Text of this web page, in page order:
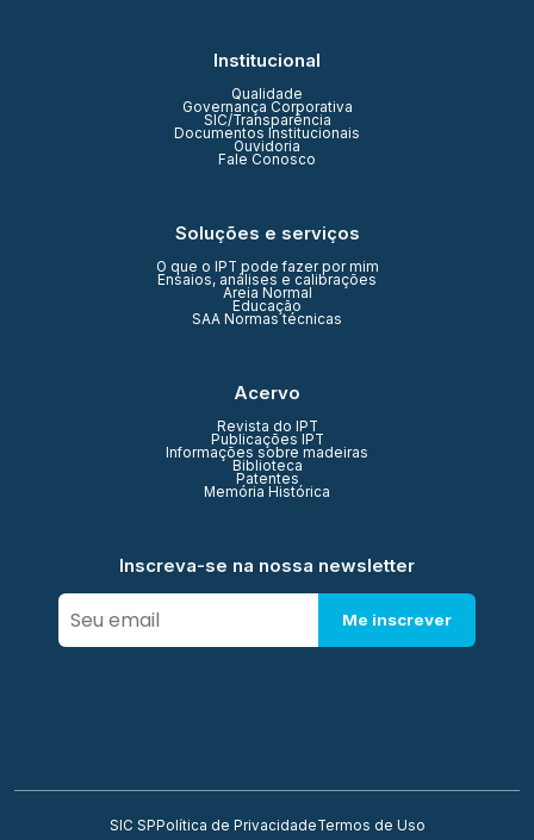
Institucional
Qualidade
Governança Corporativa
SIC/Transparência
Documentos Institucionais
Ouvidoria
Fale Conosco
Soluções e serviços
O que o IPT pode fazer por mim
Ensaios, análises e calibrações
Areia Normal
Educação
SAA Normas técnicas
Acervo
Revista do IPT
Publicações IPT
Informações sobre madeiras
Biblioteca
Patentes
Memória Histórica
Inscreva-se na nossa newsletter
Me inscrever
SIC SP Política de PrivacidadeTermos de Uso